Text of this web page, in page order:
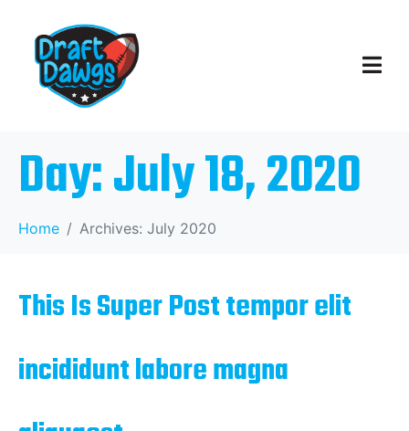
Day:July 18, 2020
Home Archives: July 2020
This Is Super Post tempor elit
incididunt labore magna